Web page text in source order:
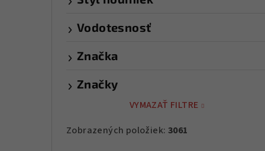
Značky
Vodotesnosť
Značka
VYMAZAŤ FILTRE
Zobrazených položiek: 3061